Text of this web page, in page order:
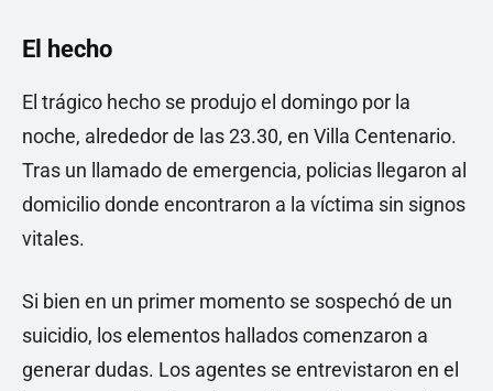
El hecho
El trágico hecho se produjo el domingo por la
noche, alrededor de las 23.30, en Villa Centenario.
Tras un llamado de emergencia, policias llegaron al
domicilio donde encontraron a la víctima sin signos
vitales.
Si bien en un primer momento se sospechó de un
suicidio, los elementos hallados comenzaron a
generar dudas. Los agentes se entrevistaron en el